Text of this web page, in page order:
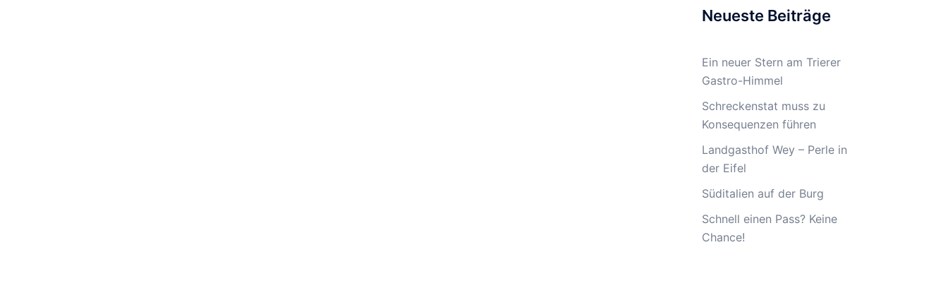
Neueste Beiträge
Ein neuer Stern am Trierer
Gastro-Himmel
Schreckenstat muss zu
Konsequenzen führen
Landgasthof Wey – Perle in
der Eifel
Süditalien auf der Burg
Schnell einen Pass? Keine
Chance!